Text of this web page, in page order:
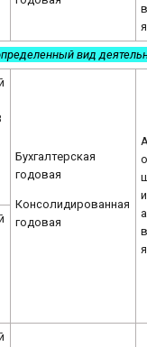
вид
Бухгалтерская
годовая
Консолидированная
годовая